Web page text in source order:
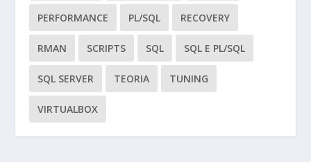
PERFORMANCE PL/SQL RECOVERY
RMAN SCRIPTS SQL SQL E PL/SQL
SQL SERVER TEORIA TUNING
VIRTUALBOX